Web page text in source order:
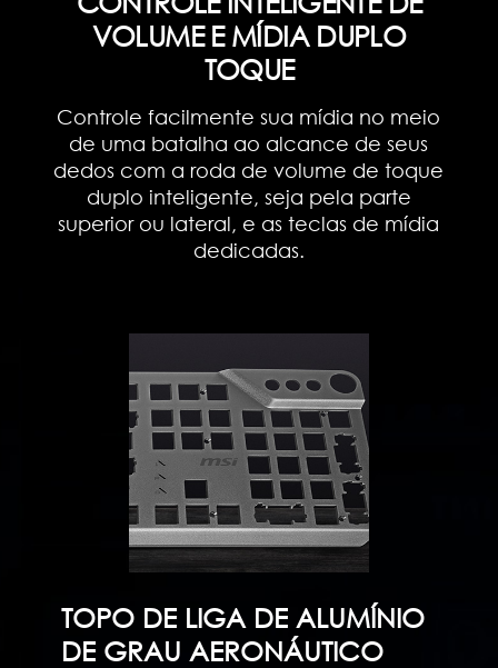
VOLUME E MÍDIA DUPLO
TOQUE
Controle facilmente sua mídia no meio
de uma batalha ao alcance de seus
dedos com a roda de volume de toque
duplo inteligente, seja pela parte
superior ou lateral, e as teclas de mídia
dedicadas.
TOPO DE LIGA DE ALUMÍNIO
DE GRAU AERONÁUTICO